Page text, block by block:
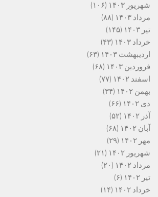
شهریور ۱۴۰۳
(۱۰۶)
مرداد ۱۴۰۳
(۸۸)
تیر ۱۴۰۳
(۱۴۵)
خرداد ۱۴۰۳
(۴۳)
اردیبهشت ۱۴۰۳
(۶۳)
فروردین ۱۴۰۳
(۶۸)
اسفند ۱۴۰۲
(۷۷)
بهمن ۱۴۰۲
(۳۴)
دی ۱۴۰۲
(۶۶)
آذر ۱۴۰۲
(۵۲)
آبان ۱۴۰۲
(۶۸)
مهر ۱۴۰۲
(۲۹)
شهریور ۱۴۰۲
(۲۱)
مرداد ۱۴۰۲
(۲۰)
تیر ۱۴۰۲
(۶)
خرداد ۱۴۰۲
(۱۴)